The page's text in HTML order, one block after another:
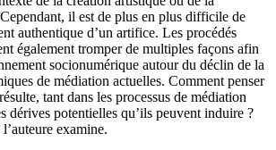
il est de plus en plus difficile de
authentique d’un artifice. Les procédés
également tromper de multiples façons afin
socionumérique autour du déclin de la
de médiation actuelles. Comment penser
tant dans les processus de médiation
dérives potentielles qu’ils peuvent induire ?
examine.